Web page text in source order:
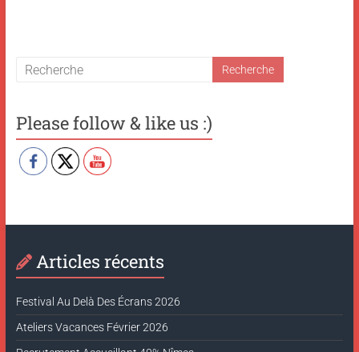
Please follow & like us :)
Articles récents
Festival Au Delà Des Écrans 2026
Ateliers Vacances Février 2026